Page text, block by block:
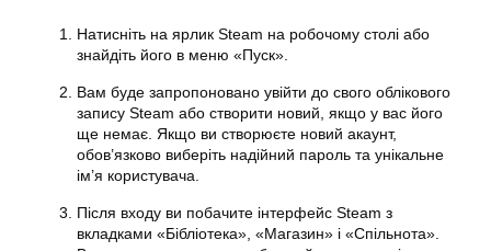
Натисніть на ярлик Steam на робочому столі або
знайдіть його в меню «Пуск».
Вам буде запропоновано увійти до свого облікового
запису Steam або створити новий, якщо у вас його
ще немає. Якщо ви створюєте новий акаунт,
обов’язково виберіть надійний пароль та унікальне
ім’я користувача.
Після входу ви побачите інтерфейс Steam з
вкладками «Бібліотека», «Магазин» і «Спільнота».